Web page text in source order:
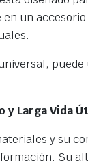
un
Larga Vida
y su
Su